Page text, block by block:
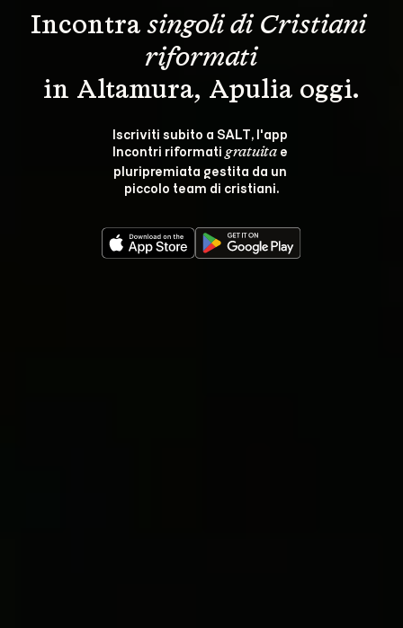
Incontra singoli di Cristiani
riformati
in Altamura, Apulia oggi.
Iscriviti subito a SALT, l'app
Incontri riformati gratuita e
pluripremiata gestita da un
piccolo team di cristiani.